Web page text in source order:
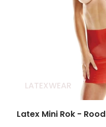
LATEXWEAR
Latex Mini Rok - Rood